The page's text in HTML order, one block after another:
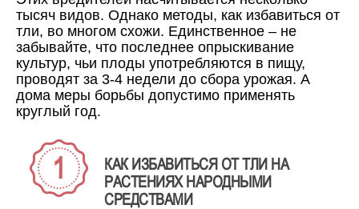
тысяч видов. Однако методы, как избавиться от
тли, во многом схожи. Единственное – не
забывайте, что последнее опрыскивание
культур, чьи плоды употребляются в пищу,
проводят за 3-4 недели до сбора урожая. А
дома меры борьбы допустимо применять
круглый год.
КАК ИЗБАВИТЬСЯ ОТ ТЛИ НА
РАСТЕНИЯХ НАРОДНЫМИ
СРЕДСТВАМИ